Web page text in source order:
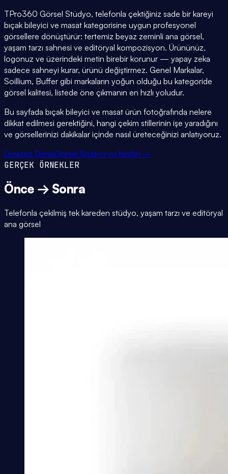
TPro360 Görsel Stüdyo, telefonla çektiğiniz sade bir kareyi
bıçak bileyici ve masat kategorisine uygun profesyonel
görsellere dönüştürür: tertemiz beyaz zeminli ana görsel,
yaşam tarzı sahnesi ve editöryal kompozisyon. Ürününüz,
logonuz ve üzerindeki metin birebir korunur — yapay zeka
sadece sahneyi kurar, ürünü değiştirmez. Genel Markalar,
Soillium, Buffer gibi markaların yoğun olduğu bu kategoride
görsel kalitesi, listede öne çıkmanın en hızlı yoludur.
Bu sayfada bıçak bileyici ve masat ürün fotoğrafında nelere
dikkat edilmesi gerektiğini, hangi çekim stillerinin işe yaradığını
ve görsellerinizi dakikalar içinde nasıl üreteceğinizi anlatıyoruz.
Ücretsiz DeneGörsel Stüdyo'yu Keşfet →
GERÇEK ÖRNEKLER
Önce → Sonra
Telefonla çekilmiş tek kareden stüdyo, yaşam tarzı ve editöryal
ana görsel